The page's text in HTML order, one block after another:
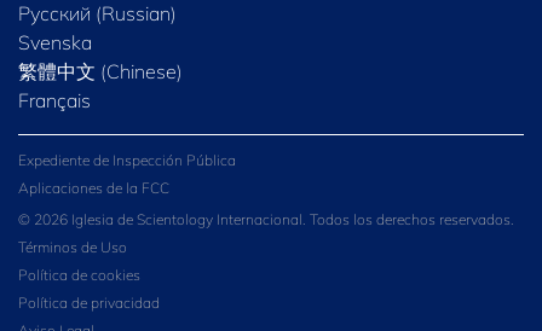
Русский (Russian)
Svenska
繁體中文 (Chinese)
Français
Expediente de Inspección Pública
Aplicaciones de la FCC
© 2026 Iglesia de Scientology Internacional. Todos los derechos reservados.
Términos de Uso
Política de cookies
Política de privacidad